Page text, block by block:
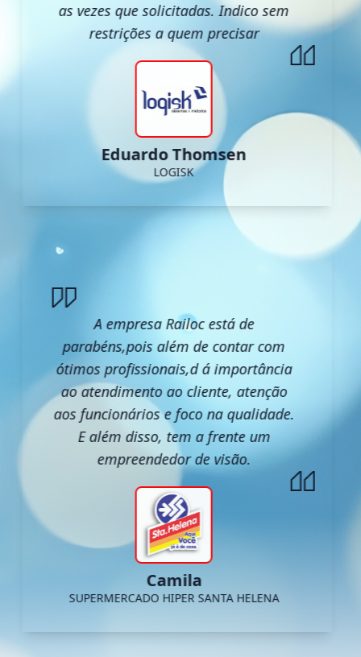
as vezes que solicitadas. Indico sem
restrições a quem precisar
Eduardo Thomsen
LOGISK
A empresa Railoc está de
parabéns,pois além de contar com
ótimos profissionais,d á importância
ao atendimento ao cliente, atenção
aos funcionários e foco na qualidade.
E além disso, tem a frente um
empreendedor de visão.
Camila
SUPERMERCADO HIPER SANTA HELENA